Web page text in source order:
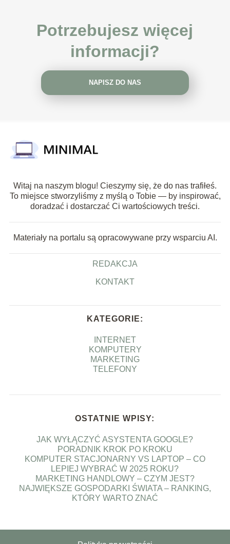
Potrzebujesz więcej
informacji?
NAPISZ DO NAS
Witaj na naszym blogu! Cieszymy się, że do nas trafiłeś.
To miejsce stworzyliśmy z myślą o Tobie — by inspirować,
doradzać i dostarczać Ci wartościowych treści.
Materiały na portalu są opracowywane przy wsparciu AI.
REDAKCJA
KONTAKT
KATEGORIE:
INTERNET
KOMPUTERY
MARKETING
TELEFONY
OSTATNIE WPISY:
JAK WYŁĄCZYĆ ASYSTENTA GOOGLE?
PORADNIK KROK PO KROKU
KOMPUTER STACJONARNY VS LAPTOP – CO
LEPIEJ WYBRAĆ W 2025 ROKU?
MARKETING HANDLOWY – CZYM JEST?
NAJWIĘKSZE GOSPODARKI ŚWIATA – RANKING,
KTÓRY WARTO ZNAĆ